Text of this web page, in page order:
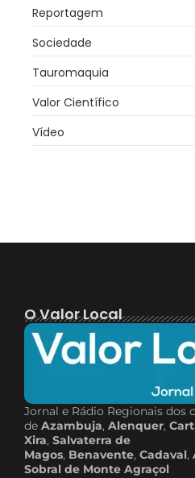
Reportagem
Sociedade
Tauromaquia
Valor Científico
Vídeo
O Valor Local
Jornal e Rádio Regionais dos
de Azambuja, Alenquer,
Xira, Salvaterra de
Magos, Benavente, Cadaval,
Sobral de Monte Agraçol